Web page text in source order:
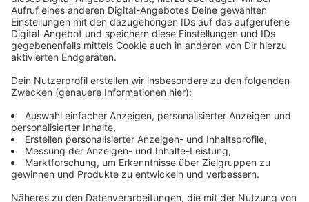
herzlich dazu eingeladen sich als Paten zu engagieren.
Wichtig ist, dass man offen und
kommunikationsfreudig ist und Spaß im Umgang mit
Babys hat. Das nötige Fachwissen bekommt man
durch verschiedene Schulungen vermittelt. Wenn ihr
vormittags unter der Woche Zeit habt um Pate zu
Werk Leverkusen, per Mail anbianka.stoecker-
meier@diakonie-leverkusen.deoder telefonisch unter
02171-75041-12.